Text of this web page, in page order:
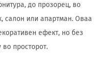
до прозорец, во
салон или апартман. Оваа
ефект, но без
просторот.